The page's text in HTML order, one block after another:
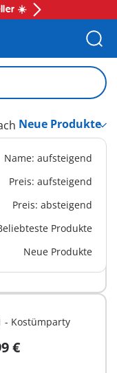
☀️
Name: aufsteigend
Preis: aufsteigend
Preis: absteigend
Produkte
Neue Produkte
- Spielwarenladen
€
den Warenkorb
- Kostümparty
€